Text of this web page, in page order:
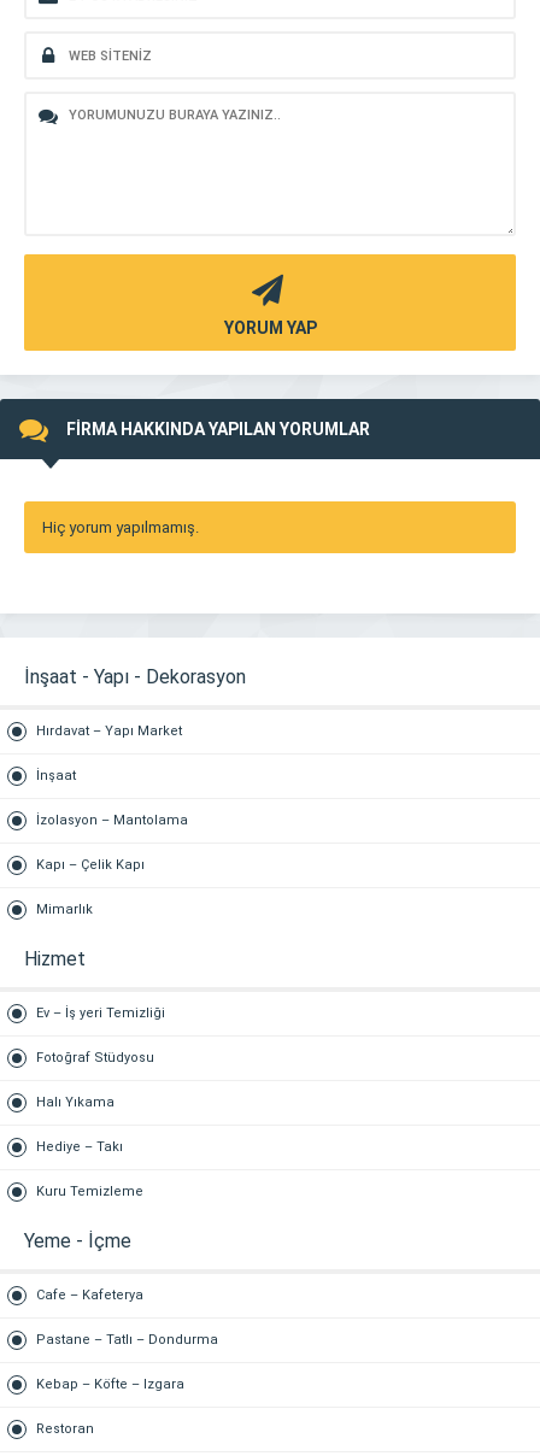
YORUM YAP
FİRMA HAKKINDA YAPILAN YORUMLAR
Hiç yorum yapılmamış.
İnşaat - Yapı - Dekorasyon
Hırdavat – Yapı Market
İnşaat
İzolasyon – Mantolama
Kapı – Çelik Kapı
Mimarlık
Hizmet
Ev – İş yeri Temizliği
Fotoğraf Stüdyosu
Halı Yıkama
Hediye – Takı
Kuru Temizleme
Yeme - İçme
Cafe – Kafeterya
Pastane – Tatlı – Dondurma
Kebap – Köfte – Izgara
Restoran